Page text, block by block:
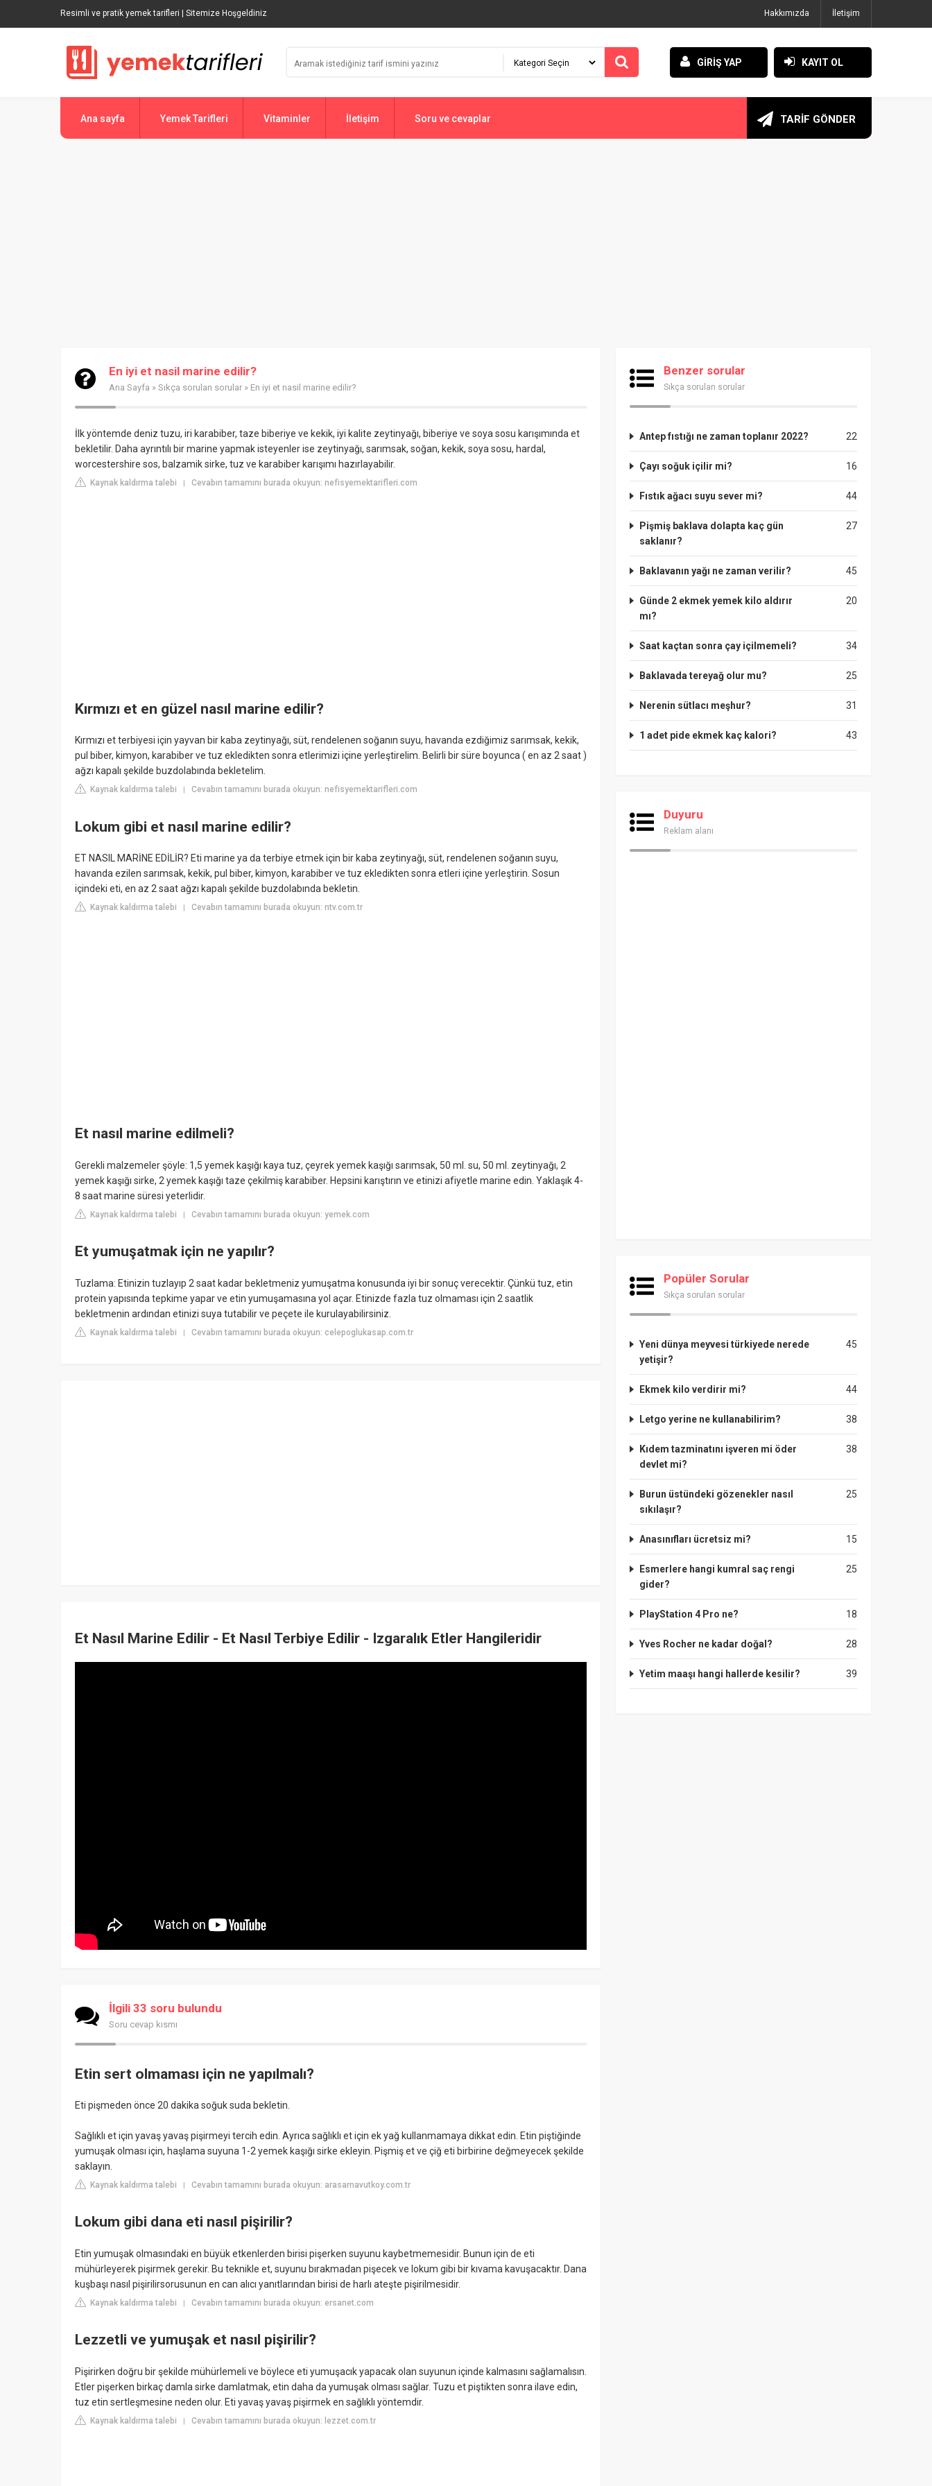
Resimli ve pratik yemek tarifleri | Sitemize Hoşgeldiniz Hakkımızda İletişim
GİRİŞ YAP KAYIT OL
Ana sayfa Yemek Tarifleri Vitaminler İletişim Soru ve cevaplar TARİF GÖNDER
En iyi et nasil marine edilir?
Ana Sayfa » Sıkça sorulan sorular » En iyi et nasil marine edilir?
İlk yöntemde deniz tuzu, iri karabiber, taze biberiye ve kekik, iyi kalite zeytinyağı, biberiye ve soya sosu karışımında et
bekletilir. Daha ayrıntılı bir marine yapmak isteyenler ise zeytinyağı, sarımsak, soğan, kekik, soya sosu, hardal,
worcestershire sos, balzamik sirke, tuz ve karabiber karışımı hazırlayabilir.
Kaynak kaldırma talebi | Cevabın tamamını burada okuyun: nefisyemektarifleri.com
Kırmızı et en güzel nasıl marine edilir?
Kırmızı et terbiyesi için yayvan bir kaba zeytinyağı, süt, rendelenen soğanın suyu, havanda ezdiğimiz sarımsak, kekik,
pul biber, kimyon, karabiber ve tuz ekledikten sonra etlerimizi içine yerleştirelim. Belirli bir süre boyunca ( en az 2 saat )
ağzı kapalı şekilde buzdolabında bekletelim.
Kaynak kaldırma talebi Cevabın tamamını burada okuyun: nefisyemektarifleri.com
Lokum gibi et nasıl marine edilir?
ET NASIL MARİNE EDİLİR? Eti marine ya da terbiye etmek için bir kaba zeytinyağı, süt, rendelenen soğanın suyu,
havanda ezilen sarımsak, kekik, pul biber, kimyon, karabiber ve tuz ekledikten sonra etleri içine yerleştirin. Sosun
içindeki eti, en az 2 saat ağzı kapalı şekilde buzdolabında bekletin.
Kaynak kaldırma talebi Cevabın tamamını burada okuyun: ntv.com.tr
Et nasıl marine edilmeli?
Gerekli malzemeler şöyle: 1,5 yemek kaşığı kaya tuz, çeyrek yemek kaşığı sarımsak, 50 ml. su, 50 ml. zeytinyağı, 2
yemek kaşığı sirke, 2 yemek kaşığı taze çekilmiş karabiber. Hepsini karıştırın ve etinizi afiyetle marine edin. Yaklaşık 4-
8 saat marine süresi yeterlidir.
Kaynak kaldırma talebi | Cevabın tamamını burada okuyun: yemek.com
Et yumuşatmak için ne yapılır?
Tuzlama: Etinizin tuzlayıp 2 saat kadar bekletmeniz yumuşatma konusunda iyi bir sonuç verecektir. Çünkü tuz, etin
protein yapısında tepkime yapar ve etin yumuşamasına yol açar. Etinizde fazla tuz olmaması için 2 saatlik
bekletmenin ardından etinizi suya tutabilir ve peçete ile kurulayabilirsiniz.
Kaynak kaldırma talebi | Cevabın tamamını burada okuyun: celepoglukasap.com.tr
Et Nasıl Marine Edilir - Et Nasıl Terbiye Edilir - Izgaralık Etler Hangileridir
İlgili 33 soru bulundu
Soru cevap kısmı
Etin sert olmaması için ne yapılmalı?
Eti pişmeden önce 20 dakika soğuk suda bekletin.
Sağlıklı et için yavaş yavaş pişirmeyi tercih edin. Ayrıca sağlıklı et için ek yağ kullanmamaya dikkat edin. Etin piştiğinde
yumuşak olması için, haşlama suyuna 1-2 yemek kaşığı sirke ekleyin. Pişmiş et ve çiğ eti birbirine değmeyecek şekilde
saklayın.
Kaynak kaldırma talebi | Cevabın tamamını burada okuyun: arasarnavutkoy.com.tr
Lokum gibi dana eti nasıl pişirilir?
Etin yumuşak olmasındaki en büyük etkenlerden birisi pişerken suyunu kaybetmemesidir. Bunun için de eti
mühürleyerek pişirmek gerekir. Bu teknikle et, suyunu bırakmadan pişecek ve lokum gibi bir kıvama kavuşacaktır. Dana
kuşbaşı nasıl pişirilirsorusunun en can alıcı yanıtlarından birisi de harlı ateşte pişirilmesidir.
Kaynak kaldırma talebi | Cevabın tamamını burada okuyun: ersanet.com
Lezzetli ve yumuşak et nasıl pişirilir?
Pişirirken doğru bir şekilde mühürlemeli ve böylece eti yumuşacık yapacak olan suyunun içinde kalmasını sağlamalısın.
Etler pişerken birkaç damla sirke damlatmak, etin daha da yumuşak olması sağlar. Tuzu et piştikten sonra ilave edin,
tuz etin sertleşmesine neden olur. Eti yavaş yavaş pişirmek en sağlıklı yöntemdir.
Kaynak kaldırma talebi | Cevabın tamamını burada okuyun: lezzet.com.tr
Benzer sorular
Sıkça sorulan sorular
22
Antep fıstığı ne zaman toplanır 2022?
16
Çayı soğuk içilir mi?
44
Fıstık ağacı suyu sever mi?
27
Pişmiş baklava dolapta kaç gün
saklanır?
45
Baklavanın yağı ne zaman verilir?
20
Günde 2 ekmek yemek kilo aldırır
mı?
34
Saat kaçtan sonra çay içilmemeli?
25
Baklavada tereyağ olur mu?
31
Nerenin sütlacı meşhur?
43
1 adet pide ekmek kaç kalori?
Duyuru
Reklam alanı
Popüler Sorular
Sıkça sorulan sorular
45
Yeni dünya meyvesi türkiyede nerede
yetişir?
44
Ekmek kilo verdirir mi?
38
Letgo yerine ne kullanabilirim?
38
Kıdem tazminatını işveren mi öder
devlet mi?
25
Burun üstündeki gözenekler nasıl
sıkılaşır?
15
Anasınıfları ücretsiz mi?
25
Esmerlere hangi kumral saç rengi
gider?
18
PlayStation 4 Pro ne?
28
Yves Rocher ne kadar doğal?
39
Yetim maaşı hangi hallerde kesilir?